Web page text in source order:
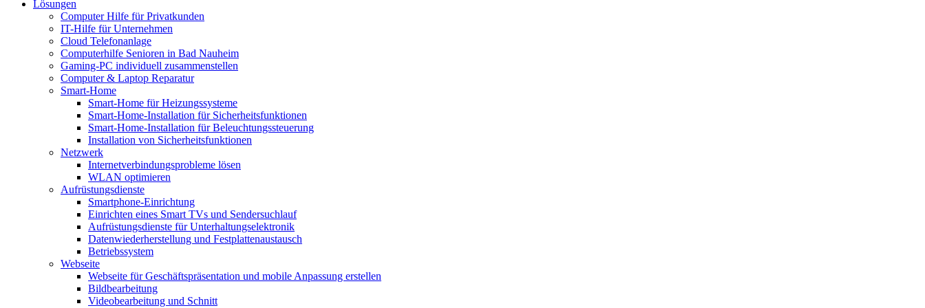
Lösungen
Computer Hilfe für Privatkunden
IT-Hilfe für Unternehmen
Cloud Telefonanlage
Computerhilfe Senioren in Bad Nauheim
Gaming-PC individuell zusammenstellen
Computer & Laptop Reparatur
Smart-Home
Smart-Home für Heizungssysteme
Smart-Home-Installation für Sicherheitsfunktionen
Smart-Home-Installation für Beleuchtungssteuerung
Installation von Sicherheitsfunktionen
Netzwerk
Internetverbindungsprobleme lösen
WLAN optimieren
Aufrüstungsdienste
Smartphone-Einrichtung
Einrichten eines Smart TVs und Sendersuchlauf
Aufrüstungsdienste für Unterhaltungselektronik
Datenwiederherstellung und Festplattenaustausch
Betriebssystem
Webseite
Webseite für Geschäftspräsentation und mobile Anpassung erstellen
Bildbearbeitung
Videobearbeitung und Schnitt